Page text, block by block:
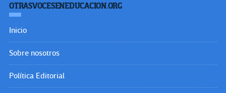
OTRASVOCESENEDUCACION.ORG
Inicio
Sobre nosotros
Política Editorial